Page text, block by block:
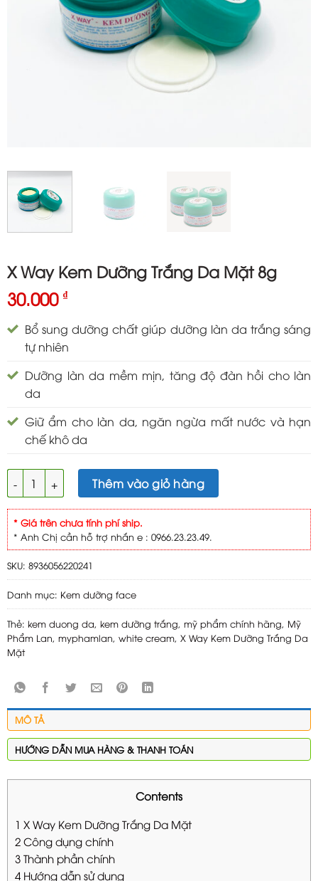
X Way Kem Dưỡng Trắng Da Mặt 8g
30.000 ₫
Bổ sung dưỡng chất giúp dưỡng làn da trắng sáng
tự nhiên
Dưỡng làn da mềm mịn, tăng độ đàn hồi cho làn
da
Giữ ẩm cho làn da, ngăn ngừa mất nước và hạn
chế khô da
X Way Kem Dưỡng Trắng Da Mặt 8g số lượng
Thêm vào giỏ hàng
* Giá trên chưa tính phí ship.
* Anh Chị cần hỗ trợ nhắn e : 0966.23.23.49.
SKU: 8936056220241
Danh mục: Kem dưỡng face
Thẻ: kem duong da, kem dưỡng trắng, mỹ phẩm chính hãng, Mỹ
Phẩm Lan, myphamlan, white cream, X Way Kem Dưỡng Trắng Da
Mặt
MÔ TẢ
HƯỚNG DẪN MUA HÀNG & THANH TOÁN
Contents
1 X Way Kem Dưỡng Trắng Da Mặt
2 Công dụng chính
3 Thành phần chính
4 Hướng dẫn sử dụng